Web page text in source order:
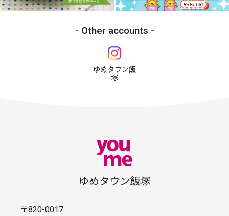
Other accounts
ゆめタウン飯
塚
ゆめタウン飯塚
〒820-0017